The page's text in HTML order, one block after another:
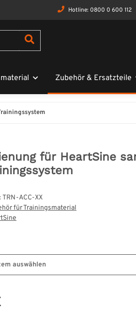
Hotline: 0800 0 600 112
Zubehör & Ersatzteile
für HeartSine
TRN-ACC-XX
für Trainingsmaterial
auswählen